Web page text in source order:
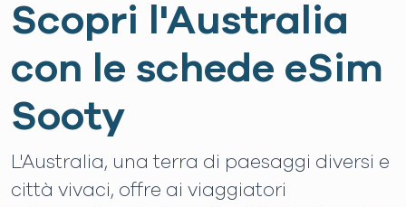
Scopri l'Australia
con le schede eSim
Sooty
L'Australia, una terra di paesaggi diversi e
città vivaci, offre ai viaggiatori